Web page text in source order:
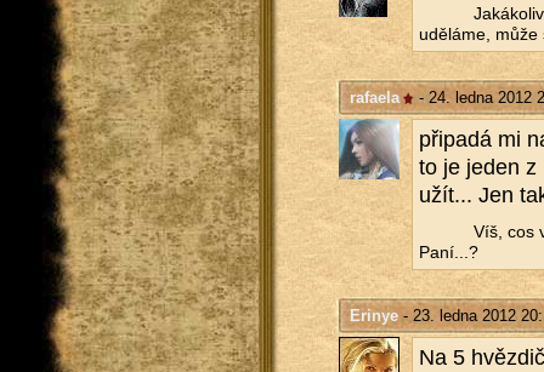
udě­lá­me, může
rafaela - 24. ledna 2012
při­pa­dá mi
to je jeden
u­žít... Jen
Víš, cos
Paní...?
Erinye- 23. ledna 2012
Na 5